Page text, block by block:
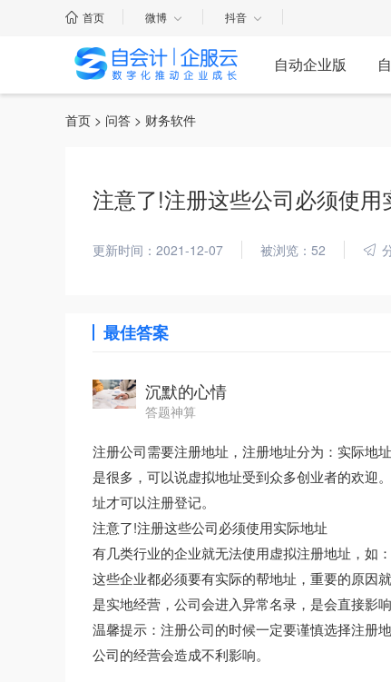
首页 微博 抖音
自动企业版
首页 > 问答 > 财务软件
注意了!注册这些公司必须使用
更新时间：2021-12-07 被浏览：52
最佳答案
沉默的心情
答题神算
注册公司需要注册地址，注册地址分为：实际地
是很多，可以说虚拟地址受到众多创业者的欢迎
址才可以注册登记。
注意了!注册这些公司必须使用实际地址
有几类行业的企业就无法使用虚拟注册地址，如
这些企业都必须要有实际的帮地址，重要的原因
是实地经营，公司会进入异常名录，是会直接影
温馨提示：注册公司的时候一定要谨慎选择注册
公司的经营会造成不利影响。